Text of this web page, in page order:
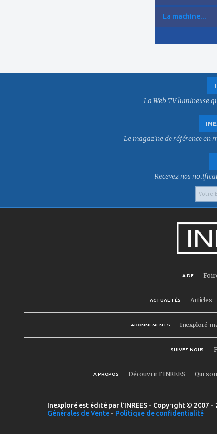
La machine...
La Web TV lumineuse
Le magazine de référence en
Recevez nos
AIDE
ACTUALITÉS Articles
ABONNEMENTS Inexploré
SUIVEZ-NOUS
A PROPOS Découvrir l'INREES Qui
Inexploré est édité par l'INREES - Copyright © 2007
Générales de Vente - Politique de confidentialité